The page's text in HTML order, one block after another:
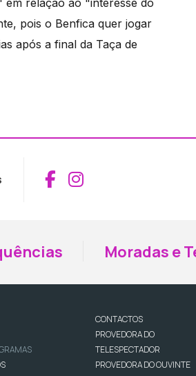
pois o Benfica quer jogar
após a final da Taça de
Aceder ao
Aceder ao
Moradas e
CONTACTOS
PROVEDORA DO
TELESPECTADOR
PROVEDORA DO OUVINTE